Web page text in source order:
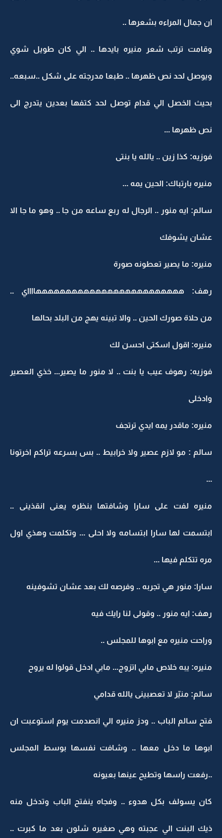
ان جمال المراءه بشعرها ..
وقامت ترتب شعر منيره بايدها .. الي كان طويل شوي
ويوصل لحد نص ظهرها .. طبعا مدرجته على شكل ..سبعه..
بحيث الخصل الي قدام توصل لحد كتفها بعدين يتدرج الى
نص ظهرها ...
فوزيه: كذا زين .. يالله يا بنتى
منيره بارتباك: الحين يمه ...
سالم: ايه منور .. الرجال له ربع ساعه من جا .. وهو ما جا الا
عشان يشوفك
منيره: ما يصير تعطونه صورة
رهف: هههههههههههههههههههههههههااااي ..
من حلاة صورك الحين .. والا تبينه يهج من البلد بحالها
منيره: اقول اسكتى احسن لك
فوزيه: رهوف عيب يا بنت .. لا منور ما يصير... خذي العصير
وادخلى
منيره: ماقدر يمه ايدي ترتجف
سالم : مو لازم عصير ولا خرابيط .. بس بسرعه تراكم اخرتونا
...
منيره لفت على سارا وشافتها بنظره يعنى انقذينى ..
ابتسمت لها سارا ابتسامه ولا احلى ... وتكلمت وهذي اول
مره تتكلم فيها ...
سارا: منور هي تجربه .. وفرصه لك بعد عشان تشوفينه
رهف: ايه منور .. وقولى لنا رايك فيه
وراحت منيره مع ابوها للمجلس ..
منيره: يبه خلاص مابي اتزوج... مابي ادخل قولوا له يروح
سالم: منيّر لا تعصبينى يالله قدامي
فتح سالم الباب .. ودز منيره الي انصدمت يوم استوعبت ان
ابوها ما دخل معها .. وشافت نفسها بوسط المجلس
..رفعت راسها وتطيح عينها بعيونه
كان يسولف بكل هدوء .. وفجاه ينفتح الباب وتدخل منه
ذيك البنت الي عجبته وهي صغيره شلون بعد ما كبرت ..